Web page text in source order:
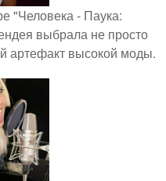
"Человека - Паука:
выбрала не просто
артефакт высокой моды.